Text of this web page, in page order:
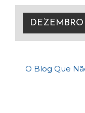
O Blog Que